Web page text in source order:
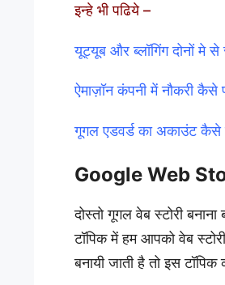
इन्हे भी पढिये –
यूट्यूब और ब्लॉगिंग दोनों मे
ऐमाज़ॉन कंपनी में नौकरी कैसे
गूगल एडवर्ड का अकाउंट कैसे
Google Web
दोस्तो गूगल वेब स्टोरी
टॉपिक में हम आपको वेब
बनायी जाती है तो इस